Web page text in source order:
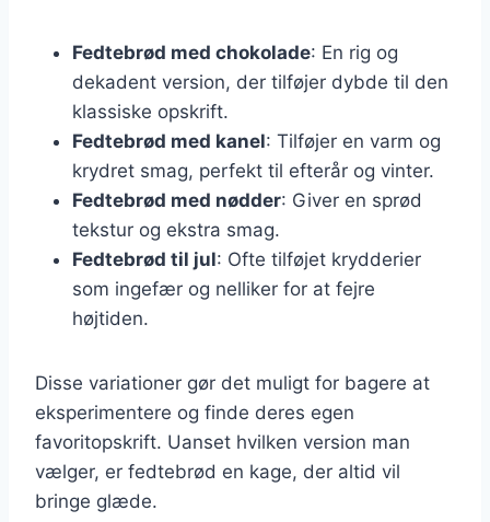
Fedtebrød med chokolade: En rig og
dekadent version, der tilføjer dybde til den
klassiske opskrift.
Fedtebrød med kanel: Tilføjer en varm og
krydret smag, perfekt til efterår og vinter.
Fedtebrød med nødder: Giver en sprød
tekstur og ekstra smag.
Fedtebrød til jul: Ofte tilføjet krydderier
som ingefær og nelliker for at fejre
højtiden.
Disse variationer gør det muligt for bagere at
eksperimentere og finde deres egen
favoritopskrift. Uanset hvilken version man
vælger, er fedtebrød en kage, der altid vil
bringe glæde.